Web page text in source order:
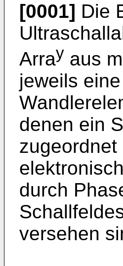
[0001] Die
Array aus
jeweils
denen ein
durch
versehen